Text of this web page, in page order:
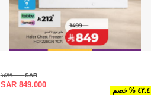
٤٣.٤ % خصم
SAR ١٤٩٩.٠٠٠
SAR 849.000